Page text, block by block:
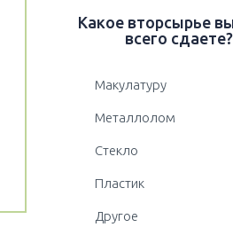
Какое вторсырье
всего сдаете?
Макулатуру
Металлолом
Стекло
Пластик
Другое